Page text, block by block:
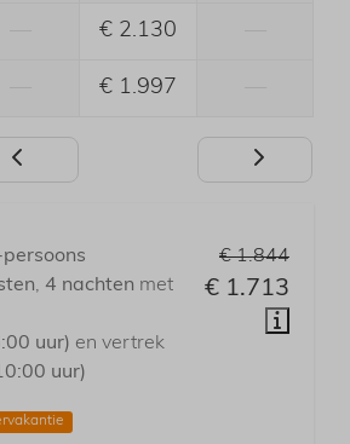
€ 2.130
€ 1.997
€ 1.844
€ 1.713
, 4 nachten met
uur) en vertrek
uur)